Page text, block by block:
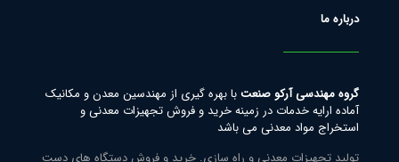
درباره ما
گروه مهندسی آرکو صنعتبا بهره گیری از مهندسین معدن و مکانیک
آماده ارایه خدمات در زمینه خرید و فروش تجهیزات معدنی و
استخراج مواد معدنی می باشد
تولید تجهیزات معدنی و راه سازی. خرید و فروش دستگاه های دست